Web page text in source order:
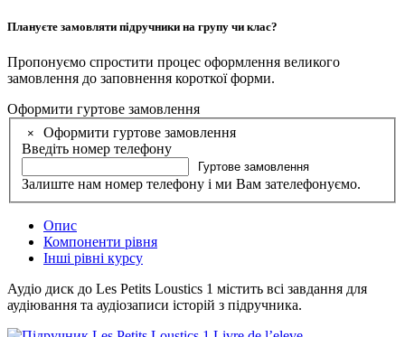
Плануєте замовляти підручники на групу чи клас?
Пропонуємо спростити процес оформлення великого
замовлення до заповнення короткої форми.
Оформити гуртове замовлення
×
Оформити гуртове замовлення
Введіть номер телефону
Гуртове замовлення
Залиште нам номер телефону і ми Вам зателефонуємо.
Опис
Компоненти рівня
Інші рівні курсу
Аудіо диск до Les Petits Loustics 1 містить всі завдання для
аудіювання та аудіозаписи історій з підручника.